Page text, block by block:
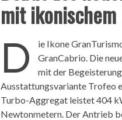
mit
D
ie Ikone
GranCabrio. Die
mit der
Ausstattungsvariante Trofeo
Turbo-Aggregat leistet 404
Newtonmetern. Der Antrieb